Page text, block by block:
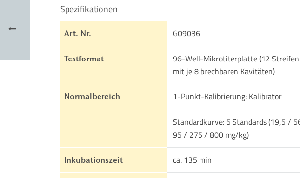
Spezifikationen
Art. Nr. G09036
Testformat
96-Well-Mikrotiterplatte (12 Streifen
mit je 8 brechbaren Kavitäten)
Normalbereich 1-Punkt-Kalibrierung: Kalibrator
Standardkurve: 5 Standards (19,5 /
95 / 275 / 800 mg/kg)
Inkubationszeit ca. 135 min